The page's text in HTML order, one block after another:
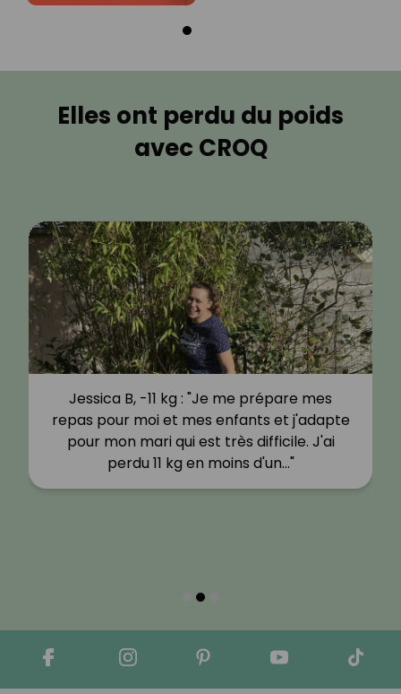
Elles ont perdu du poids
avec CROQ
Jessica B, -11 kg : "Je me prépare mes
repas pour moi et mes enfants et j'adapte
pour mon mari qui est très difficile. J'ai
perdu 11 kg en moins d'un…"